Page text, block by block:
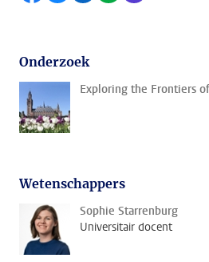
Onderzoek
Exploring the Frontiers
Wetenschappers
Sophie Starrenburg
Universitair docent